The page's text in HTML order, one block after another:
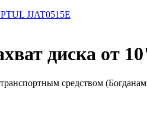
JJAT0515E
диска от
средством